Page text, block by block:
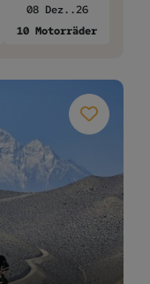
08 Dez..26
10 Motorräder